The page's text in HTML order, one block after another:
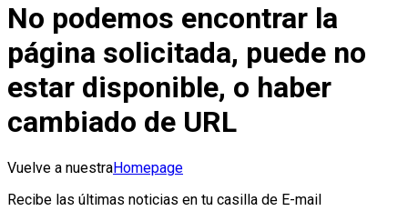
No podemos encontrar la
página solicitada, puede no
estar disponible, o haber
cambiado de URL
Vuelve a nuestraHomepage
Recibe las últimas noticias en tu casilla de E-mail